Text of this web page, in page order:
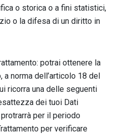
o storica o a fini statistici,
o la difesa di un diritto in
potrai ottenere la
norma dell’articolo 18 del
ricorra una delle seguenti
dei tuoi Dati
per il periodo
per verificare